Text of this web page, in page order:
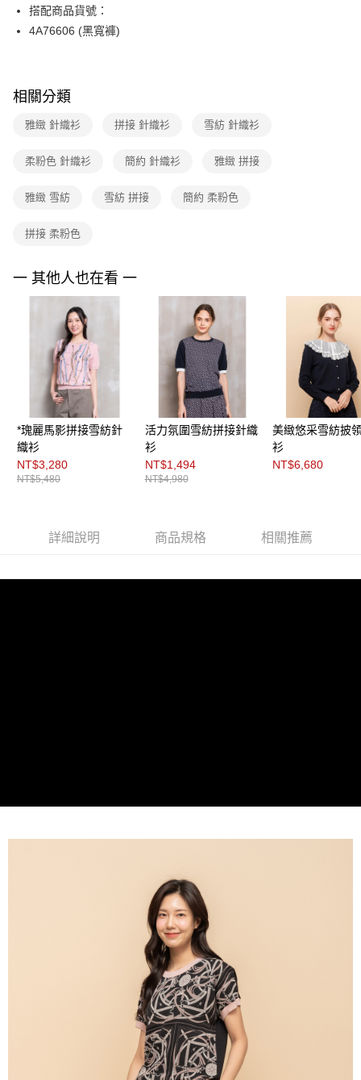
台灣樂天信用卡公司
AFTEE先享後付是「在收到商品之後才付款」的支付方式。 讓您購物簡單
便利好安心！
【「AFTEE先享後付」結帳流程】
結帳頁面，進行簡訊認證並確認金額後，即可完成結帳。
３．收到繳費通知簡訊後14天內，點擊此簡訊中的連結，可透過四大超商／
購買商品的店家。未經商家同意取消之訂單仍視為有效，需透過AFTEE先享
※ 交易是否成功請以「AFTEE先享後付 」之結帳頁面顯示為準，若有關於
１．透過由恩沛科技股份有限公司提供之「AFTEE先享後付」服務完成之交
易，需依本服務之必要範圍內提供個人資料，並將交易相關給付款項請求債
權轉讓予恩沛科技股份有限公司。
２．關於個人資料處理事宜，請瀏覽以下網址：
https://aftee.tw/terms/#terms3
３．未成年的使用者請事先徵得法定代理人或監護人之同意方可使用
「AFTEE先享後付」，若未經同意申辦者引起之損失，本公司不負相關責
４．使用「AFTEE先享後付」時，將依據個別帳號之用戶狀況，依本公司即
時審查核予不同之上限額度；若仍有額度不足之情形，本公司將視審查結果
請求用戶進行身份認證。
５．嚴禁一人註冊多個帳號或使用他人資訊註冊。若發現惡意使用之情形，
恩沛科技股份有限公司將有權停止該用戶之使用額度並採取法律行動。
ATM付款
每筆NT$90，滿NT$3,600(含以上)免運費
付款後全家FamilyMart取貨
每筆NT$90，滿NT$3,600(含以上)免運費
付款後7-11取貨
黑貓宅配
每筆NT$90，滿NT$3,600(含以上)免運費
離島宅配 (蘭嶼恕不配送)
每筆NT$200，滿NT$8,000(含以上)免運費
付款後門市自取
搭配商品貨號：
4A76606 (黑寬褲)
相關分類
雅緻 針織衫 拼接 針織衫 雪紡 針織衫
柔粉色 針織衫 簡約 針織衫 雅緻 拼接
雅緻 雪紡 雪紡 拼接 簡約 柔粉色
拼接 柔粉色
一 其他人也在看 一
*瑰麗馬影拼接雪紡針
織衫
NT$3,280
NT$5,480
活力氛圍雪紡拼接針織
衫
NT$1,494
NT$4,980
美緻悠采雪紡披
衫
NT$6,680
詳細說明 商品規格 相關推薦